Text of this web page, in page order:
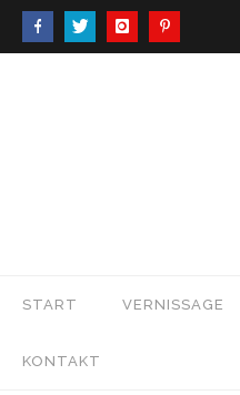
START VERNISSAGE
KONTAKT